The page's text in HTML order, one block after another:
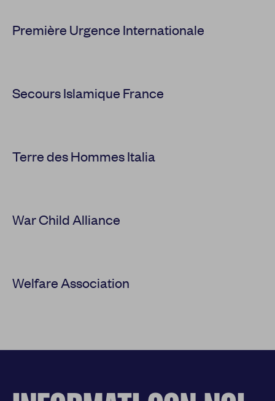
Première Urgence Internationale
Secours Islamique France
Terre des Hommes Italia
War Child Alliance
Welfare Association